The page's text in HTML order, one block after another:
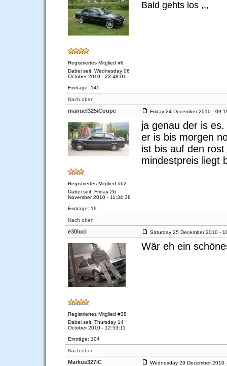
Registriertes Mitglied #6
Dabei seit: Wednesday 06
October 2010 - 23:48:01
Einträge: 145
Bald gehts los ,,,
Nach oben
manuel325iCoupe Friday 24 December 2010 -
Registriertes Mitglied #62
Dabei seit: Friday 26
November 2010 - 11:34:38
Einträge: 19
ja genau der is es.
er is bis morgen
ist bis auf den
mindestpreis liegt
Nach oben
e30luci Saturday 25 December 2010 -
Registriertes Mitglied #38
Dabei seit: Thursday 14
October 2010 - 12:53:11
Einträge: 104
Wär eh ein
Nach oben
Markus327iC Wednesday 29 December 2010